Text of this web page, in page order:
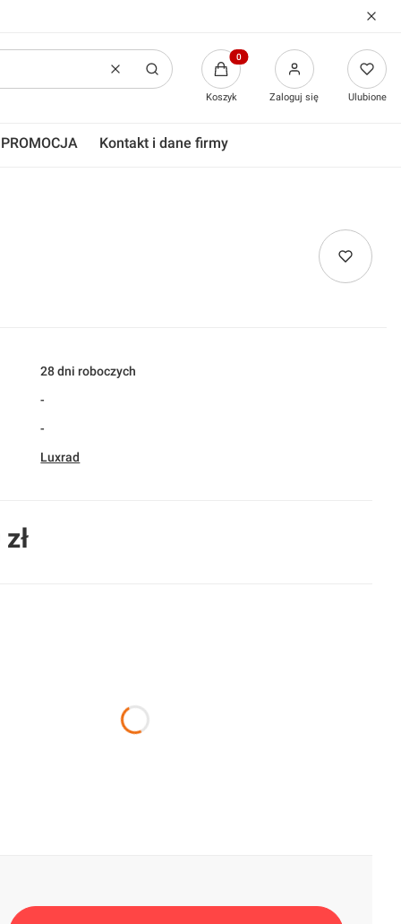
WyczyśćSzukaj
Produkty w koszyku: 0. Zobacz
Koszyk Zaloguj się Ulubione
PROMOCJA Kontakt i dane firmy
28 dni roboczych
-
-
Luxrad